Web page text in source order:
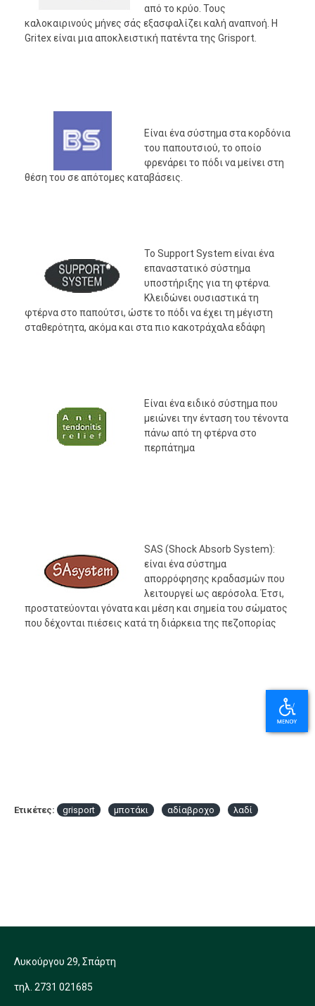
από το κρύο. Τους
καλοκαιρινούς μήνες σάς εξασφαλίζει καλή αναπνοή. Η
Gritex είναι μια αποκλειστική πατέντα της Grisport.
Είναι ένα σύστημα στα κορδόνια
του παπουτσιού, το οποίο
φρενάρει το πόδι να μείνει στη
θέση του σε απότομες καταβάσεις.
Το Support System είναι ένα
επαναστατικό σύστημα
υποστήριξης για τη φτέρνα.
Κλειδώνει ουσιαστικά τη
φτέρνα στο παπούτσι, ώστε το πόδι να έχει τη μέγιστη
σταθερότητα, ακόμα και στα πιο κακοτράχαλα εδάφη
Είναι ένα ειδικό σύστημα που
μειώνει την ένταση του τένοντα
πάνω από τη φτέρνα στο
περπάτημα
SAS (Shock Absorb System):
είναι ένα σύστημα
απορρόφησης κραδασμών που
λειτουργεί ως αερόσολα. Έτσι,
προστατεύονται γόνατα και μέση και σημεία του σώματος
που δέχονται πιέσεις κατά τη διάρκεια της πεζοπορίας
Ετικέτες: grisport μποτάκι αδίαβροχο λαδί
Λυκούργου 29, Σπάρτη
τηλ. 2731 021685